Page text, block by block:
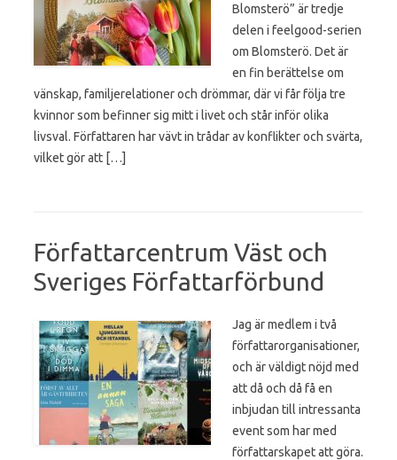
Blomsterö” är tredje
delen i feelgood-serien
om Blomsterö. Det är
en fin berättelse om
vänskap, familjerelationer och drömmar, där vi får följa tre
kvinnor som befinner sig mitt i livet och står inför olika
livsval. Författaren har vävt in trådar av konflikter och svärta,
vilket gör att […]
Författarcentrum Väst och
Sveriges Författarförbund
Jag är medlem i två
författarorganisationer,
och är väldigt nöjd med
att då och då få en
inbjudan till intressanta
event som har med
författarskapet att göra.